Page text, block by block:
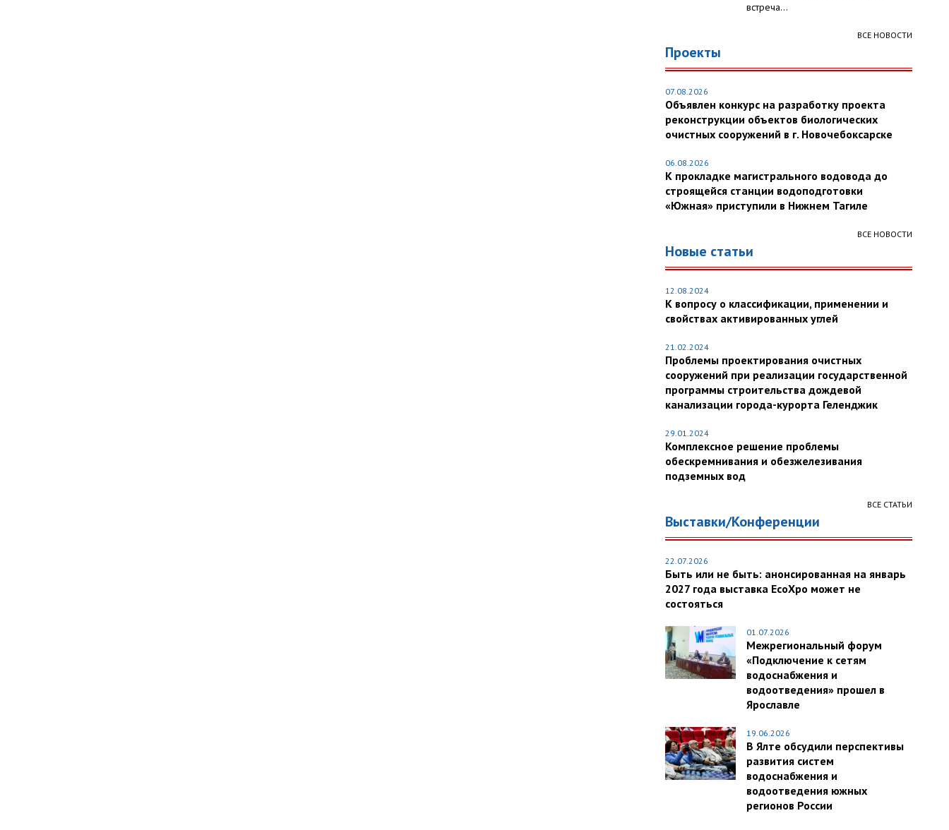
встреча...
ВСЕ НОВОСТИ
Проекты
07.08.2026
Объявлен конкурс на разработку проекта
реконструкции объектов биологических
очистных сооружений в г. Новочебоксарске
06.08.2026
К прокладке магистрального водовода до
строящейся станции водоподготовки
«Южная» приступили в Нижнем Тагиле
ВСЕ НОВОСТИ
Новые статьи
12.08.2024
К вопросу о классификации, применении и
свойствах активированных углей
21.02.2024
Проблемы проектирования очистных
сооружений при реализации государственной
программы строительства дождевой
канализации города-курорта Геленджик
29.01.2024
Комплексное решение проблемы
обескремнивания и обезжелезивания
подземных вод
ВСЕ СТАТЬИ
Выставки/Конференции
22.07.2026
Быть или не быть: анонсированная на январь
2027 года выставка EcoXpo может не
состояться
01.07.2026
Межрегиональный форум
«Подключение к сетям
водоснабжения и
водоотведения» прошел в
Ярославле
19.06.2026
В Ялте обсудили перспективы
развития систем
водоснабжения и
водоотведения южных
регионов России